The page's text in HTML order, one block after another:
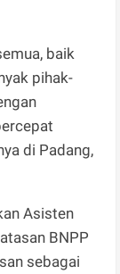
baik
pihak-
di Padang,
Asisten
BNPP
sebagai